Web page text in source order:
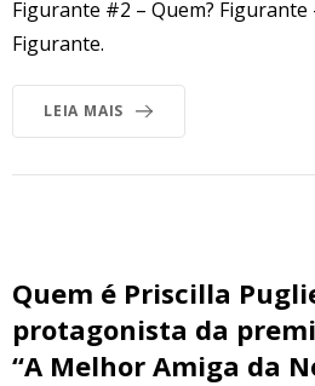
Figurante #2 – Quem? Figurante
Figurante.
LEIA MAIS
Quem é Priscilla
protagonista da
“A Melhor Amiga da